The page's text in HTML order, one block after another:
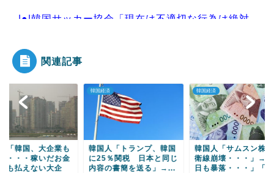
|●|韓国サッカー協会「現在は不適切な行為は絶対
Powered by livedoor 相互RSS
関連記事
人「トランプ、韓国
％関税 日本と同じ
の書簡を送る」→...
韓国経済
韓国人「サムスン株、防
衛線崩壊・・・」→「今
日も暴落・・・」「現
韓国企業
韓国人「サムスン、
四半期の営業利益95
少の見通し・・・